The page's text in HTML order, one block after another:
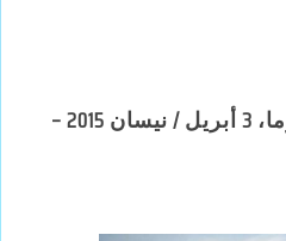
درب الصليب: مدينة روما، 3 أبريل / نيسان 2015 –